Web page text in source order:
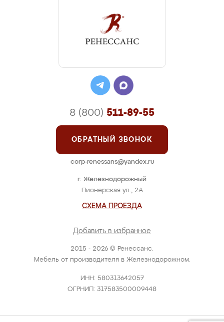
2015 - 2026 © Ренессанс.
Мебель от производителя в Железнодорожном.
ИНН: 580313642057
ОГРНИП: 317583500009448
г. Железнодорожный
Пионерская ул., 2А
СХЕМА ПРОЕЗДА
Добавить в избранное
8 (800) 511-89-55
ОБРАТНЫЙ ЗВОНОК
corp-renessans@yandex.ru